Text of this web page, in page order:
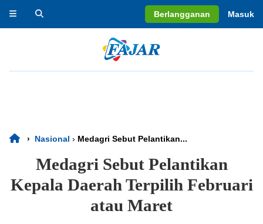
Berlangganan Masuk
› Nasional › Medagri Sebut Pelantikan...
Medagri Sebut Pelantikan
Kepala Daerah Terpilih Februari
atau Maret